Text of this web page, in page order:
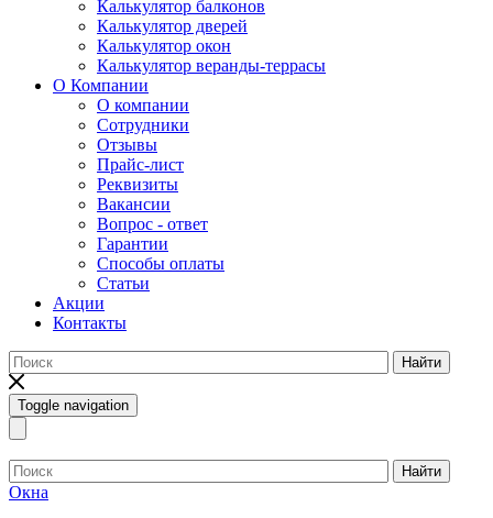
Калькулятор балконов
Калькулятор дверей
Калькулятор окон
Калькулятор веранды-террасы
О Компании
О компании
Сотрудники
Отзывы
Прайс-лист
Реквизиты
Вакансии
Вопрос - ответ
Гарантии
Способы оплаты
Статьи
Акции
Контакты
Найти
Toggle navigation
Найти
Окна